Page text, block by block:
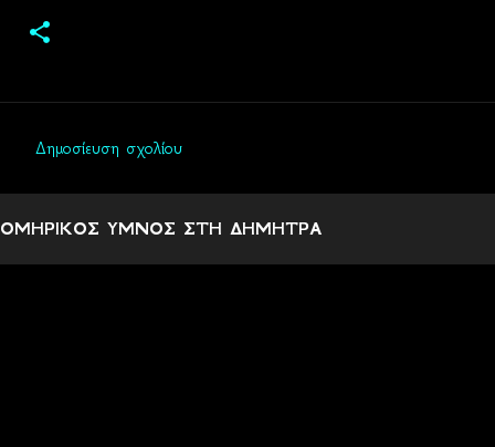
ό
λ
Δημοσίευση σχολίου
ΟΜΗΡΙΚΟΣ ΥΜΝΟΣ ΣΤΗ ΔΗΜΗΤΡΑ